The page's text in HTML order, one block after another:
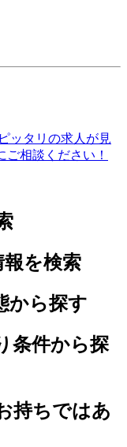
ピッタリの求人が見
相談ください！
を検索
から探す
条件から探
持ちではあ